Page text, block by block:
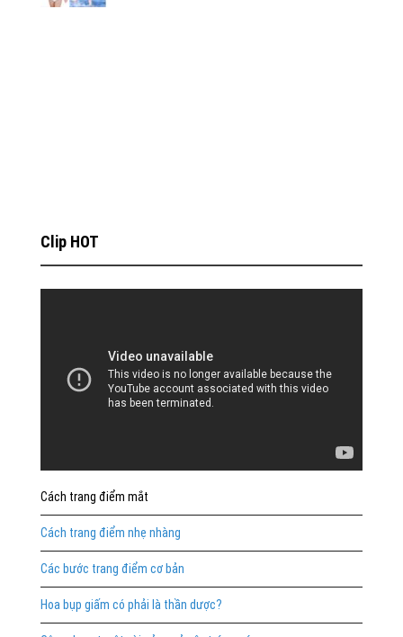
Clip HOT
Cách trang điểm mắt
Cách trang điểm nhẹ nhàng
Các bước trang điểm cơ bản
Hoa bụp giấm có phải là thần dược?